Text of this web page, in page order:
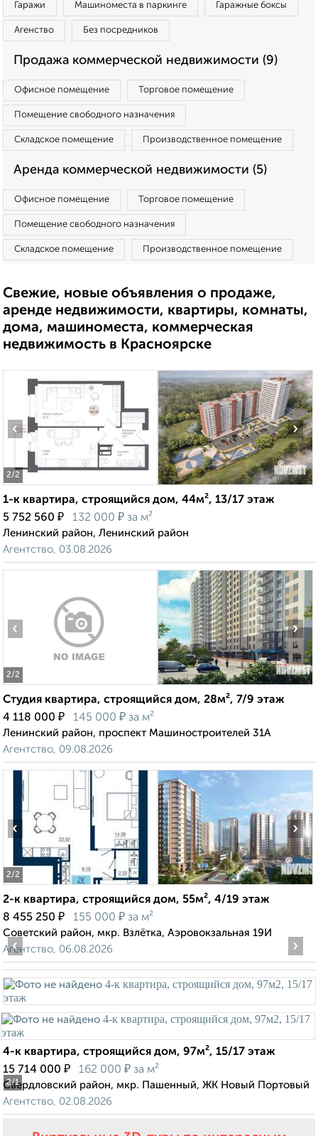
Гаражи Машиноместа в паркинге Гаражные боксы
Агенство Без посредников
Продажа коммерческой недвижимости (9)
Офисное помещение Торговое помещение
Помещение свободного назначения
Складское помещение Производственное помещение
Аренда коммерческой недвижимости (5)
Офисное помещение Торговое помещение
Помещение свободного назначения
Складское помещение Производственное помещение
Свежие, новые объявления о продаже,
аренде недвижимости, квартиры, комнаты,
дома, машиноместа, коммерческая
недвижимость в Красноярске
2/2
‹ ›
1-к квартира, строящийся дом, 44м², 13/17 этаж
5 752 560 ₽ 132 000 ₽ за м²
Ленинский район, Ленинский район
Агентство, 03.08.2026
2/2
‹ ›
Студия квартира, строящийся дом, 28м², 7/9 этаж
4 118 000 ₽ 145 000 ₽ за м²
Ленинский район, проспект Машиностроителей 31А
Агентство, 09.08.2026
2/2
‹ ›
2-к квартира, строящийся дом, 55м², 4/19 этаж
8 455 250 ₽ 155 000 ₽ за м²
Советский район, мкр. Взлётка, Аэровокзальная 19И
Агентство, 06.08.2026
2/1
‹ ›
4-к квартира, строящийся дом, 97м², 15/17 этаж
15 714 000 ₽ 162 000 ₽ за м²
Свердловский район, мкр. Пашенный, ЖК Новый Портовый
Агентство, 02.08.2026